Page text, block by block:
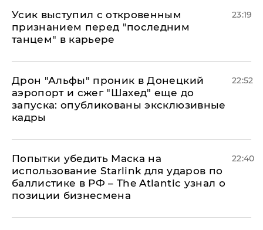
Усик выступил с откровенным
признанием перед "последним
танцем" в карьере
23:19
Дрон "Альфы" проник в Донецкий
аэропорт и сжег "Шахед" еще до
запуска: опубликованы эксклюзивные
кадры
22:52
Попытки убедить Маска на
использование Starlink для ударов по
баллистике в РФ – The Atlantic узнал о
позиции бизнесмена
22:40